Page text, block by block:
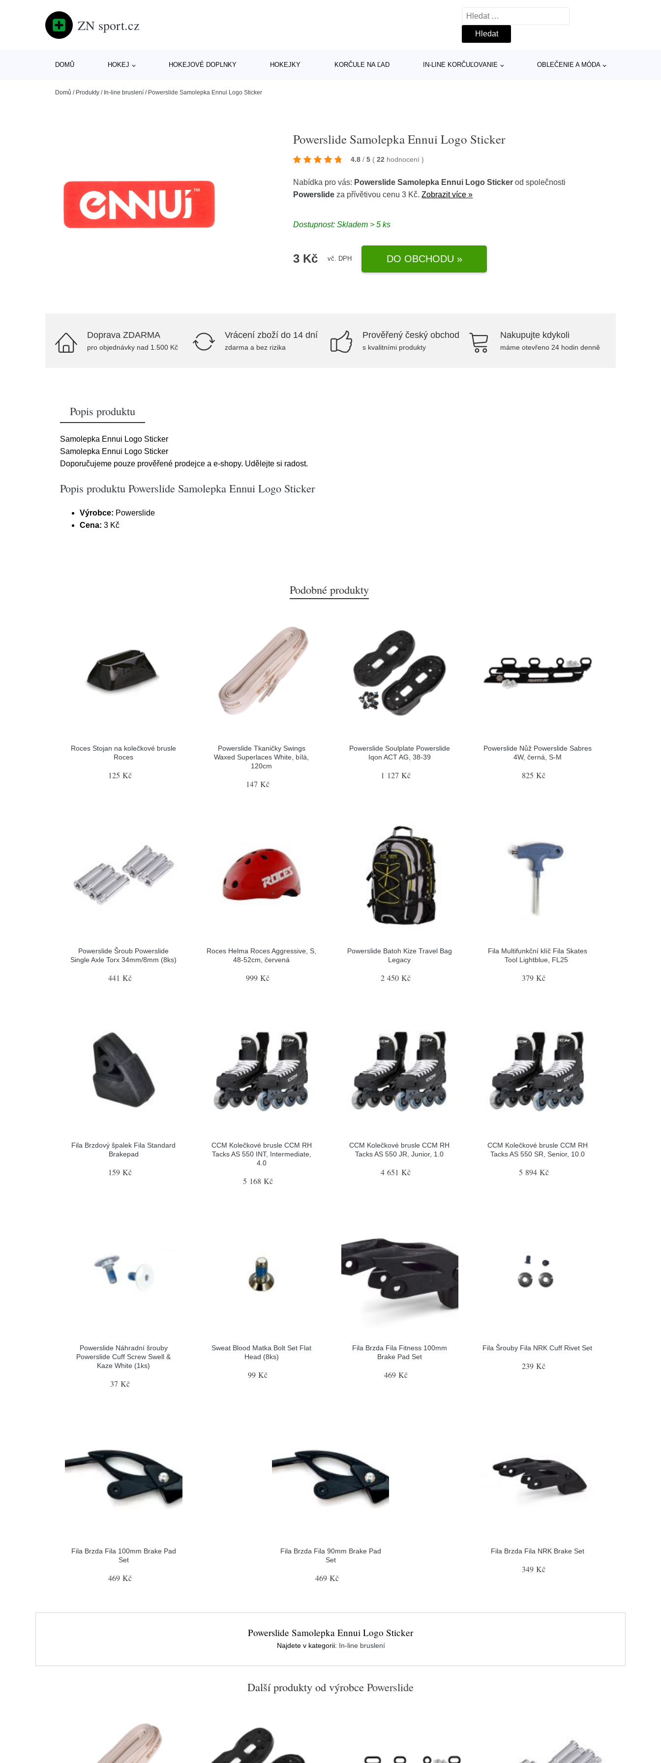
ZN sport.cz
Vyhledávání
DOMŮ HOKEJ HOKEJOVÉ DOPLNKY HOKEJKY KORČULE NA ĽAD IN-LINE KORČUĽOVANIE OBLEČENIE A MÓDA
Domů / Produkty / In-line bruslení / Powerslide Samolepka Ennui Logo Sticker
Powerslide Samolepka Ennui Logo Sticker
4.8 / 5 ( 22 hodnocení)
Nabídka pro vás: Powerslide Samolepka Ennui Logo Sticker od společnosti
Powerslide za přívětivou cenu 3 Kč.Zobrazit více »
Dostupnost: Skladem > 5 ks
3 Kč vč. DPH DO OBCHODU »
Doprava ZDARMA
pro objednávky nad 1.500 Kč
Vrácení zboží do 14 dní
zdarma a bez rizika
Prověřený český obchod
s kvalitními produkty
Nakupujte kdykoli
máme otevřeno 24 hodin denně
Popis produktu
Samolepka Ennui Logo Sticker
Samolepka Ennui Logo Sticker
Doporučujeme pouze prověřené prodejce a e-shopy. Udělejte si radost.
Popis produktu Powerslide Samolepka Ennui Logo Sticker
Výrobce: Powerslide
Cena: 3 Kč
Podobné produkty
Roces Stojan na kolečkové brusle
Roces
125 Kč
Powerslide Tkaničky Swings
Waxed Superlaces White, bílá,
120cm
147 Kč
Powerslide Soulplate Powerslide
Iqon ACT AG, 38-39
1 127 Kč
Powerslide Nůž Powerslide Sabres
4W, černá, S-M
825 Kč
Powerslide Šroub Powerslide
Single Axle Torx 34mm/8mm (8ks)
441 Kč
Roces Helma Roces Aggressive, S,
48-52cm, červená
999 Kč
Powerslide Batoh Kize Travel Bag
Legacy
2 450 Kč
Fila Multifunkční klíč Fila Skates
Tool Lightblue, FL25
379 Kč
Fila Brzdový špalek Fila Standard
Brakepad
159 Kč
CCM Kolečkové brusle CCM RH
Tacks AS 550 INT, Intermediate,
4.0
5 168 Kč
CCM Kolečkové brusle CCM RH
Tacks AS 550 JR, Junior, 1.0
4 651 Kč
CCM Kolečkové brusle CCM RH
Tacks AS 550 SR, Senior, 10.0
5 894 Kč
Powerslide Náhradní šrouby
Powerslide Cuff Screw Swell &
Kaze White (1ks)
37 Kč
Sweat Blood Matka Bolt Set Flat
Head (8ks)
99 Kč
Fila Brzda Fila Fitness 100mm
Brake Pad Set
469 Kč
Fila Šrouby Fila NRK Cuff Rivet Set
239 Kč
Fila Brzda Fila 100mm Brake Pad
Set
469 Kč
Fila Brzda Fila 90mm Brake Pad
Set
469 Kč
Fila Brzda Fila NRK Brake Set
349 Kč
Powerslide Samolepka Ennui Logo Sticker
Najdete v kategorii: In-line bruslení
Další produkty od výrobce Powerslide